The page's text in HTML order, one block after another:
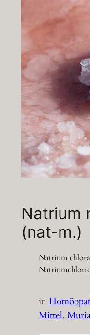
Natrium
(nat-m.)
Natrium
in
Mittel,